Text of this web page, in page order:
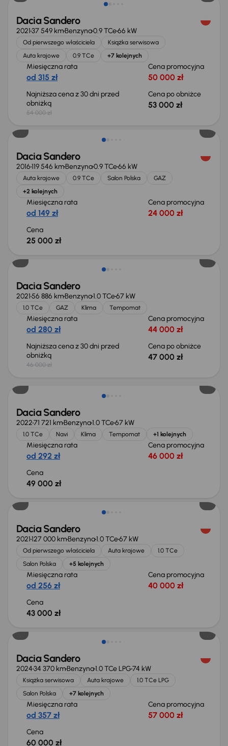
Dacia Sandero
202137 549 kmBenzyna0.9 TCe66 kW
Od pierwszego właściciela
Książka serwisowa
Auta krajowe
0.9 TCe +7 kolejnych
Miesięczna rata
od 315 zł
Cena promocyjna
50 000 zł
Najniższa cena z 30 dni przed
obniżką
54 000 zł
Cena po obniżce
53 000 zł
Świeżo skupione
Dacia Sandero
2016119 546 kmBenzyna0.9 TCe66 kW
Auta krajowe 0.9 TCe Salon Polska
GAZ
+2 kolejnych
Miesięczna rata
od 149 zł
Cena promocyjna
24 000 zł
Cena
25 000 zł
Dacia Sandero
202156 886 kmBenzyna1.0 TCe67 kW
1.0 TCe GAZ Klima Tempomat
Miesięczna rata
od 280 zł
Cena promocyjna
44 000 zł
Najniższa cena z 30 dni przed
obniżką
46 000 zł
Cena po obniżce
47 000 zł
Dacia Sandero
202271 721 kmBenzyna1.0 TCe67 kW
1.0 TCe Navi Klima Tempomat +1 kolejnych
Miesięczna rata
od 292 zł
Cena promocyjna
46 000 zł
Cena
49 000 zł
Dacia Sandero
2021127 000 kmBenzyna1.0 TCe67 kW
Od pierwszego właściciela Auta krajowe
1.0 TCe
Salon Polska
+5 kolejnych
Miesięczna rata
od 256 zł
Cena promocyjna
40 000 zł
Cena
43 000 zł
Dacia Sandero
202434 370 kmBenzyna1.0 TCe LPG74 kW
Książka serwisowa Auta krajowe
1.0 TCe LPG
Salon Polska
+7 kolejnych
Miesięczna rata
od 357 zł
Cena promocyjna
57 000 zł
Cena
60 000 zł